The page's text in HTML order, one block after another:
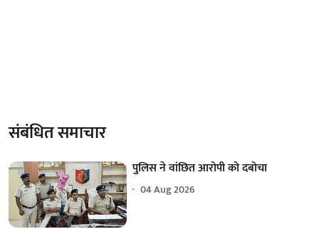
संबंधित समाचार
पुलिस ने वांछित आरोपी को दबोचा
04 Aug 2026